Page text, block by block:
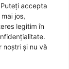
accepta
jos,
legitim în
noștri și nu vă